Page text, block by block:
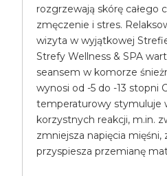
rozgrzewają skórę całego
zmęczenie i stres.
wizyta w wyjątkowej
Strefy Wellness & SPA
seansem w komorze
wynosi od -5 do -13 stopni
temperaturowy stymuluje
korzystnych reakcji, m.in.
zmniejsza napięcia mięśni,
przyspiesza przemianę